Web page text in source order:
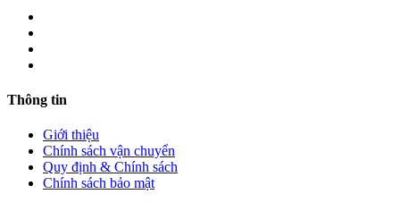
Thông tin
Giới thiệu
Chính sách vận chuyển
Quy định & Chính sách
Chính sách bảo mật